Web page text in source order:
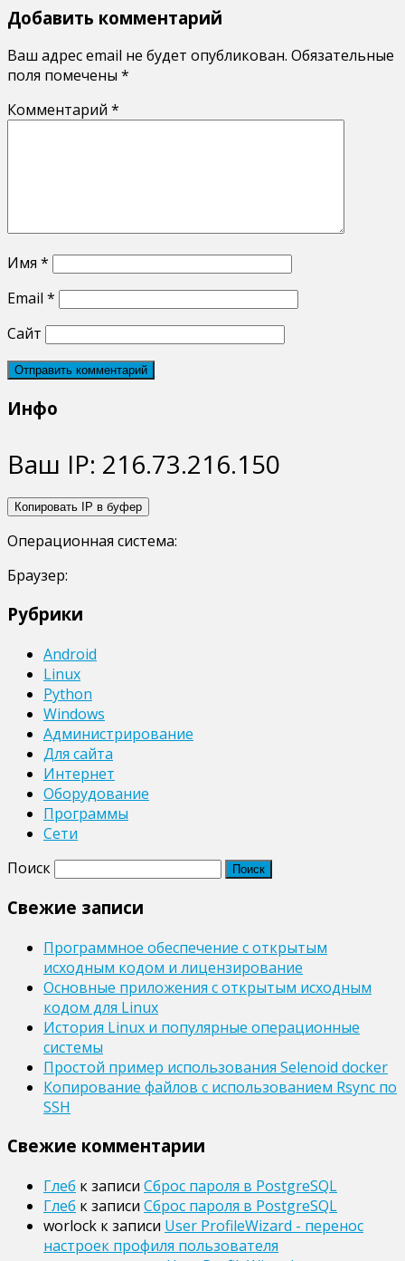
Добавить комментарий
Ваш адрес email не будет опубликован. Обязательные
поля помечены *
Комментарий *
Имя *
Email *
Сайт
Инфо
Ваш IP: 216.73.216.150
Копировать IP в буфер
Операционная система:
Браузер:
Рубрики
Android
Linux
Python
Windows
Администрирование
Для сайта
Интернет
Оборудование
Программы
Сети
Поиск
Свежие записи
Программное обеспечение с открытым
исходным кодом и лицензирование
Основные приложения с открытым исходным
кодом для Linux
История Linux и популярные операционные
системы
Простой пример использования Selenoid docker
Копирование файлов с использованием Rsync по
SSH
Свежие комментарии
Глеб к записи Сброс пароля в PostgreSQL
Глеб к записи Сброс пароля в PostgreSQL
worlock к записи User ProfileWizard - перенос
настроек профиля пользователя